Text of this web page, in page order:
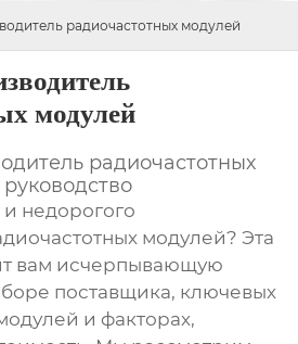
радиочастотных модулей
модулей
радиочастотных
недорогого
модулей? Эта
вам исчерпывающую
поставщика, ключевых
и факторах,